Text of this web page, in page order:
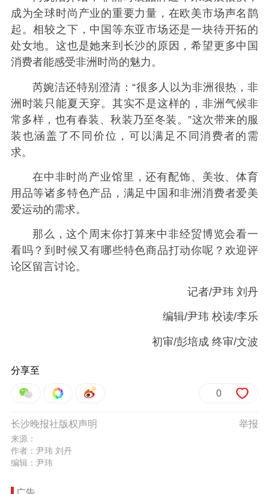
成为全球时尚产业的重要力量，在欧美市场声名鹊
起。相较之下，中国等东亚市场还是一块待开拓的
处女地。这也是她来到长沙的原因，希望更多中国
消费者能感受非洲时尚的魅力。
芮婉洁还特别澄清：“很多人以为非洲很热，非
洲时装只能夏天穿。其实不是这样的，非洲气候非
常多样，也有春装、秋装乃至冬装。”这次带来的服
装也涵盖了不同价位，可以满足不同消费者的需
求。
在中非时尚产业馆里，还有配饰、美妆、体育
用品等诸多特色产品，满足中国和非洲消费者爱美
爱运动的需求。
那么，这个周末你打算来中非经贸博览会看一
看吗？到时候又有哪些特色商品打动你呢？欢迎评
论区留言讨论。
记者/尹玮 刘丹
编辑/尹玮 校读/李乐
初审/彭培成 终审/文波
分享至
0
举报
长沙晚报社版权声明
来源：
作者：尹玮 刘丹
编辑：尹玮